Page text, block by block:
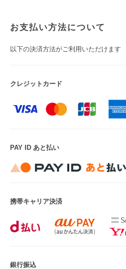
お支払い方法について
以下の決済方法がご利用いただけます
クレジットカード
PAY ID あと払い
携帯キャリア決済
銀行振込